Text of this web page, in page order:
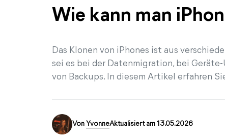
Wie kann man
Das Klonen von iPhones ist aus
sei es bei der Datenmigration, bei
von Backups. In diesem Artikel erfahren
Von YvonneAktualisiert am 13.05.2026